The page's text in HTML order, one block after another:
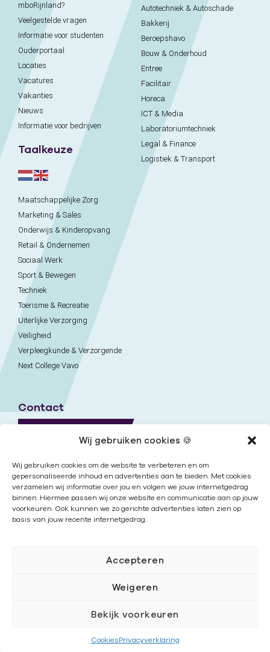
Wij gebruiken cookies 🍪
Wij gebruiken cookies om de website te verbeteren en om
gepersonaliseerde inhoud en advertenties aan te bieden. Met cookies
verzamelen wij informatie over jou en volgen we jouw internetgedrag
binnen. Hiermee passen wij onze website en communicatie aan op jouw
voorkeuren. Ook kunnen we zo gerichte advertenties laten zien op
basis van jouw recente internetgedrag.
Accepteren
Weigeren
Bekijk voorkeuren
CookiesPrivacyverklaring
mboRijnland?
Veelgestelde vragen
Informatie voor studenten
Ouderportaal
Locaties
Vacatures
Vakanties
Nieuws
Informatie voor bedrijven
Taalkeuze
Autotechniek & Autoschade
Bakkerij
Beroepshavo
Bouw & Onderhoud
Entree
Facilitair
Horeca
ICT & Media
Laboratoriumtechniek
Legal & Finance
Logistiek & Transport
Maatschappelijke Zorg
Marketing & Sales
Onderwijs & Kinderopvang
Retail & Ondernemen
Sociaal Werk
Sport & Bewegen
Techniek
Toerisme & Recreatie
Uiterlijke Verzorging
Veiligheid
Verpleegkunde & Verzorgende
Next College Vavo
Contact
Nieuwsbrief